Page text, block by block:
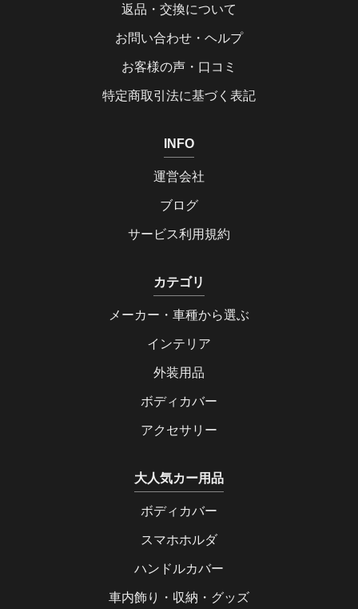
返品・交換について
お問い合わせ・ヘルプ
お客様の声・口コミ
特定商取引法に基づく表記
INFO
運営会社
ブログ
サービス利用規約
カテゴリ
メーカー・車種から選ぶ
インテリア
外装用品
ボディカバー
アクセサリー
大人気カー用品
ボディカバー
スマホホルダ
ハンドルカバー
車内飾り・収納・グッズ